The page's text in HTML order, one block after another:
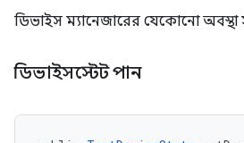
ডিভাইস ম্যানেজারের যেকোনো
ডিভাইসস্টেট পান